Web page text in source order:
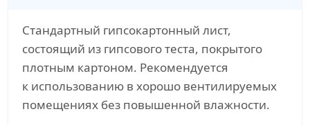
Стандартный гипсокартонный лист,
состоящий из гипсового теста, покрытого
плотным картоном. Рекомендуется
к использованию в хорошо вентилируемых
помещениях без повышенной влажности.